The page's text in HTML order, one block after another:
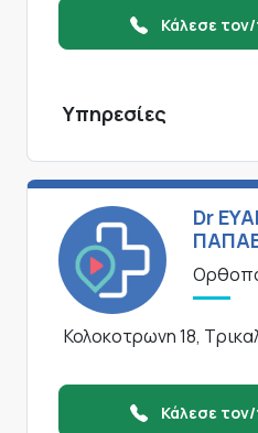
Κάλεσε
Υπηρεσίες
Dr
Κολοκοτρωνη 18,
Κάλεσε